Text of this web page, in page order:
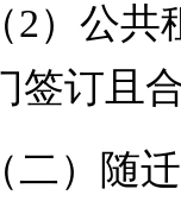
（2）公
签订且
（二）随